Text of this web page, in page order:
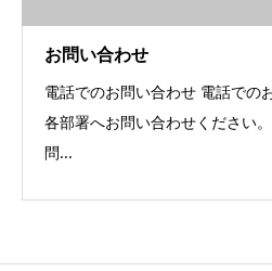
お問い合わせ
電話でのお問い合わせ 電話での
各部署へお問い合わせください
問...